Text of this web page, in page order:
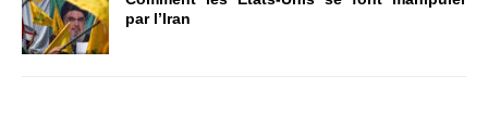
par l’Iran